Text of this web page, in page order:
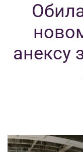
анексу